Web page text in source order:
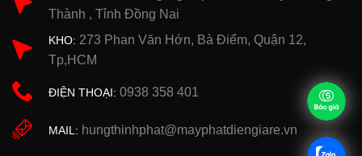
Thành , Tỉnh Đồng Nai
KHO: 273 Phan Văn Hớn, Bà Điểm, Quận 12,
Tp,HCM
ĐIỆN THOẠI: 0938 358 401
MAIL: hungthinhphat@mayphatdiengiare.vn